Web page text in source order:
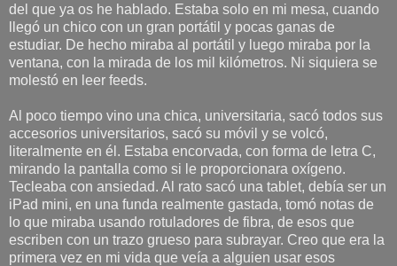
del que ya os he hablado. Estaba solo en mi mesa, cuando
llegó un chico con un gran portátil y pocas ganas de
estudiar. De hecho miraba al portátil y luego miraba por la
ventana, con la mirada de los mil kilómetros. Ni siquiera se
molestó en leer feeds.
Al poco tiempo vino una chica, universitaria, sacó todos sus
accesorios universitarios, sacó su móvil y se volcó,
literalmente en él. Estaba encorvada, con forma de letra C,
mirando la pantalla como si le proporcionara oxígeno.
Tecleaba con ansiedad. Al rato sacó una tablet, debía ser un
iPad mini, en una funda realmente gastada, tomó notas de
lo que miraba usando rotuladores de fibra, de esos que
escriben con un trazo grueso para subrayar. Creo que era la
primera vez en mi vida que veía a alguien usar esos